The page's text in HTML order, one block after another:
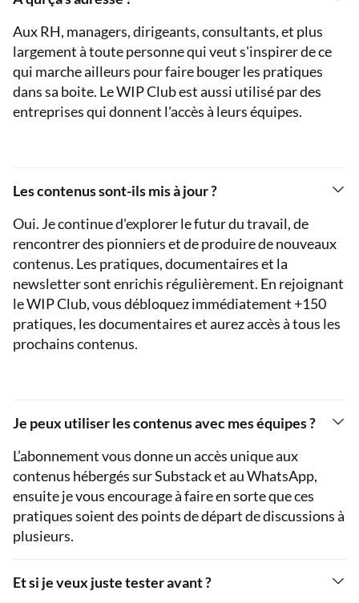
Aux RH, managers, dirigeants, consultants, et plus
largement à toute personne qui veut s'inspirer de ce
qui marche ailleurs pour faire bouger les pratiques
dans sa boite. Le WIP Club est aussi utilisé par des
entreprises qui donnent l'accès à leurs équipes.
Les contenus sont-ils mis à jour ?
Oui. Je continue d'explorer le futur du travail, de
rencontrer des pionniers et de produire de nouveaux
contenus. Les pratiques, documentaires et la
newsletter sont enrichis régulièrement. En rejoignant
le WIP Club, vous débloquez immédiatement +150
pratiques, les documentaires et aurez accès à tous les
prochains contenus.
Je peux utiliser les contenus avec mes équipes ?
L’abonnement vous donne un accès unique aux
contenus hébergés sur Substack et au WhatsApp,
ensuite je vous encourage à faire en sorte que ces
pratiques soient des points de départ de discussions à
plusieurs.
Et si je veux juste tester avant ?